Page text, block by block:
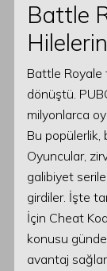
Battle
Battle Royale
dönüştü.
milyonlarca
Bu popülerlik,
Oyuncular,
galibiyet
girdiler. İşte
İçin Cheat
konusu
avantaj